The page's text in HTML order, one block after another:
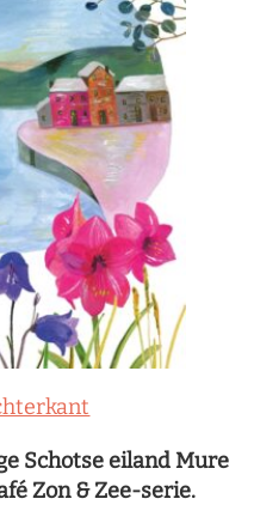
Schotse eiland Mure
Zon & Zee-serie.